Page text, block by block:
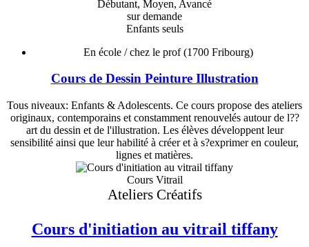
Débutant, Moyen, Avancé
sur demande
Enfants seuls
En école / chez le prof(1700 Fribourg)
Cours de Dessin Peinture Illustration
Tous niveaux: Enfants & Adolescents. Ce cours propose des ateliers
originaux, contemporains et constamment renouvelés autour de l??
art du dessin et de l'illustration. Les élèves développent leur
sensibilité ainsi que leur habilité à créer et à s?exprimer en couleur,
lignes et matières.
Cours Vitrail
Ateliers Créatifs
Cours d'initiation au vitrail tiffany